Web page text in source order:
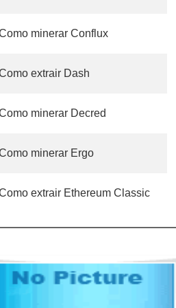
minerar Conflux
extrair Dash
minerar Decred
minerar Ergo
extrair Ethereum Classic